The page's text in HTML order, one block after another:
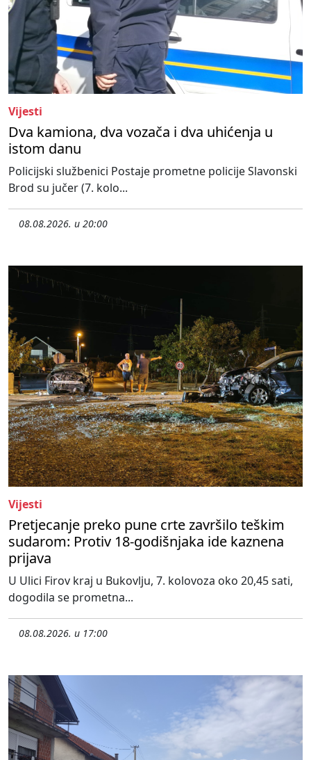
Vijesti
Dva kamiona, dva vozača i dva uhićenja u
istom danu
Policijski službenici Postaje prometne policije Slavonski
Brod su jučer (7. kolo...
08.08.2026. u 20:00
Vijesti
Pretjecanje preko pune crte završilo teškim
sudarom: Protiv 18-godišnjaka ide kaznena
prijava
U Ulici Firov kraj u Bukovlju, 7. kolovoza oko 20,45 sati,
dogodila se prometna...
08.08.2026. u 17:00